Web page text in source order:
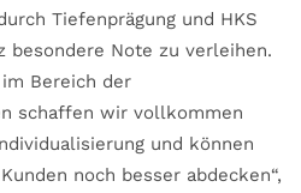
Tiefenprägung und HKS
besondere Note zu verleihen.
Bereich der
schaffen wir vollkommen
und können
noch besser abdecken“,